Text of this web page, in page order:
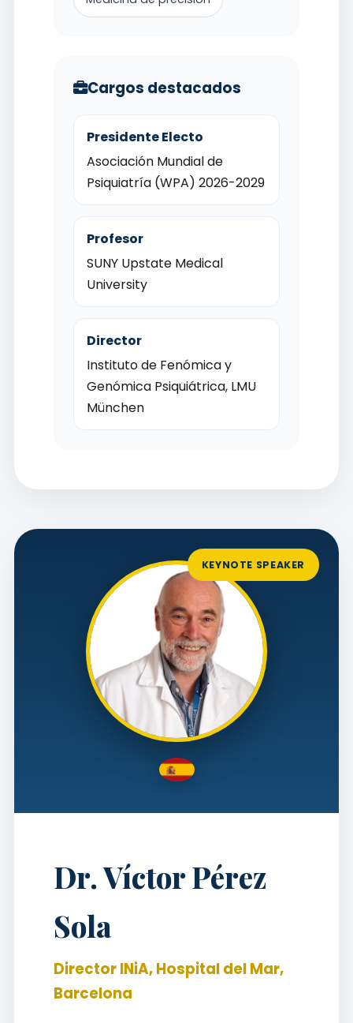
Cargos destacados
Presidente Electo
Asociación Mundial de
Psiquiatría (WPA) 2026-2029
Profesor
SUNY Upstate Medical
University
Director
Instituto de Fenómica y
Genómica Psiquiátrica, LMU
München
KEYNOTE SPEAKER
Dr. Víctor Pérez
Sola
Director INiA, Hospital del Mar,
Barcelona